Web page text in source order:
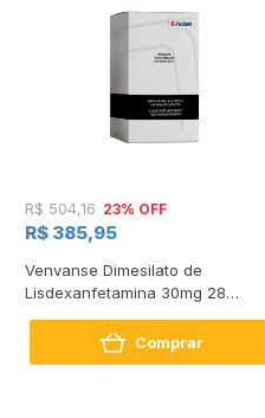
R$ 504,16 23% OFF
R$ 385,95
Venvanse Dimesilato de
Lisdexanfetamina 30mg 28
Comprimidos
Comprar